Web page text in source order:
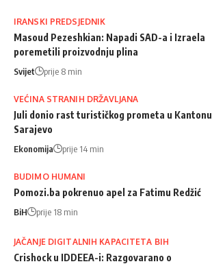
IRANSKI PREDSJEDNIK
Masoud Pezeshkian: Napadi SAD-a i Izraela
poremetili proizvodnju plina
Svijet prije 8 min
VEĆINA STRANIH DRŽAVLJANA
Juli donio rast turističkog prometa u Kantonu
Sarajevo
Ekonomija prije 14 min
BUDIMO HUMANI
Pomozi.ba pokrenuo apel za Fatimu Redžić
BiH prije 18 min
JAČANJE DIGITALNIH KAPACITETA BIH
Crishock u IDDEEA-i: Razgovarano o